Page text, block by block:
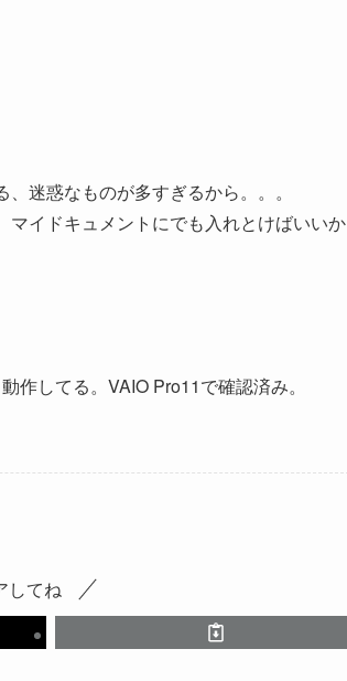
迷惑なものが多すぎるから。。。
イドキュメントにでも入れとけばいいか
してる。VAIO Pro11で確認済み。
してね